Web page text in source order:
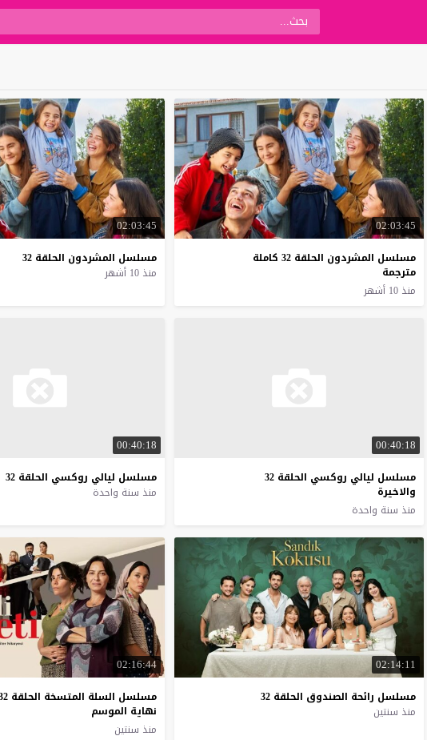
02:03:45
مسلسل المشردون الحلقة 32 كاملة
مترجمة
منذ 10 أشهر
02:03:45
مسلسل المشردون الحلقة 32
منذ 10 أشهر
00:40:18
مسلسل ليالي روكسي الحلقة 32
والاخيرة
منذ سنة واحدة
00:40:18
مسلسل ليالي روكسي الحلقة 32
منذ سنة واحدة
02:14:11
مسلسل رائحة الصندوق الحلقة 32
منذ سنتين
02:16:44
مسلسل السلة المتسخة الحلقة 32
نهاية الموسم
منذ سنتين